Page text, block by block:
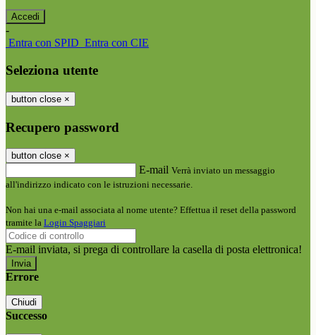
-
Entra con SPID Entra con CIE
Seleziona utente
button close ×
Recupero password
button close ×
E-mail Verrà inviato un messaggio
all'indirizzo indicato con le istruzioni necessarie.
Non hai una e-mail associata al nome utente? Effettua il reset della password
tramite la Login Spaggiari
E-mail inviata, si prega di controllare la casella di posta elettronica!
Errore
Chiudi
Successo